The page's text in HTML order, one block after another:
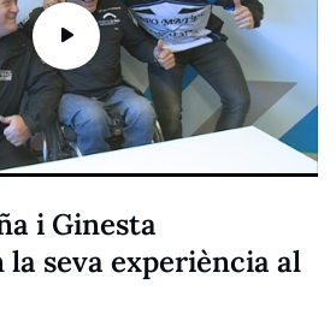
i Ginesta
seva experiència al